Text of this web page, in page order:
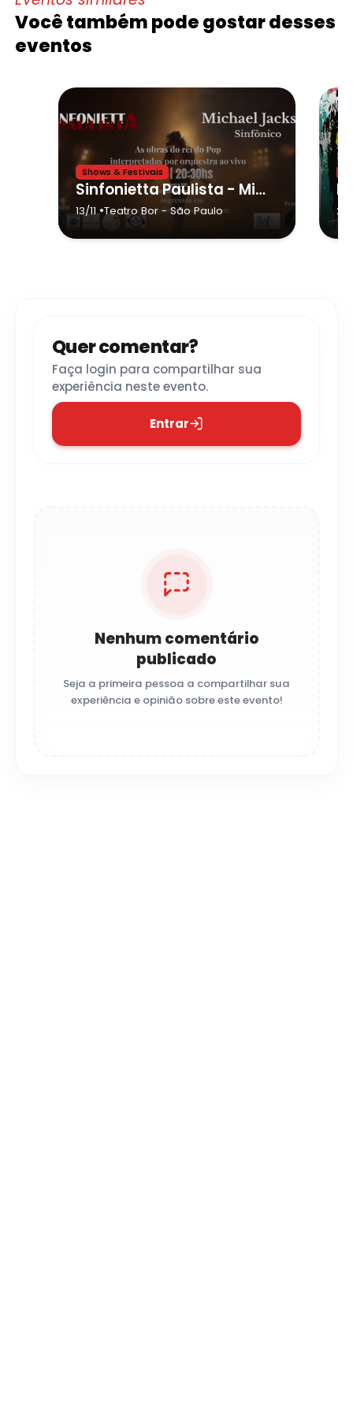
Você também pode gostar desses
eventos
Shows & Festivais
Sinfonietta Paulista - Michael Jackson Sinfônico
13/11 •Teatro Bor- São Paulo
Quer comentar?
Faça login para compartilhar sua
experiência neste evento.
Entrar
Nenhum comentário
publicado
Seja a primeira pessoa a compartilhar sua
experiência e opinião sobre este evento!